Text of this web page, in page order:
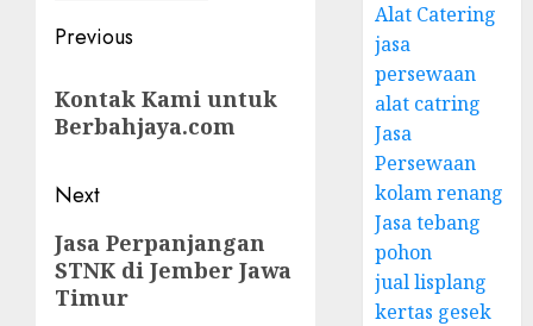
Post
navigation
Previous
post:
Kontak Kami untuk
Berbahjaya.com
Next
Next
post:
Jasa Perpanjangan
STNK di Jember Jawa
Timur
Alat Catering
jasa
persewaan
alat catring
Jasa
Persewaan
kolam renang
Jasa tebang
pohon
jual lisplang
kertas gesek